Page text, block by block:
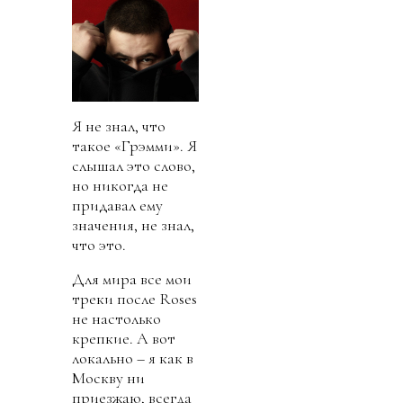
Я не знал, что
такое «Грэмми». Я
слышал это слово,
но никогда не
придавал ему
значения, не знал,
что это.
Для мира все мои
треки после Roses
не настолько
крепкие. А вот
локально – я как в
Москву ни
приезжаю, всегда